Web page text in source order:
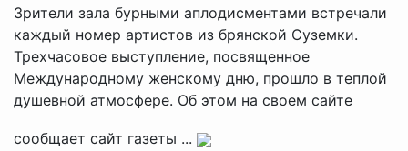
Зрители зала бурными аплодисментами встречали
каждый номер артистов из брянской Суземки.
Трехчасовое выступление, посвященное
Международному женскому дню, прошло в теплой
душевной атмосфере. Об этом на своем сайте
сообщает сайт газеты ...